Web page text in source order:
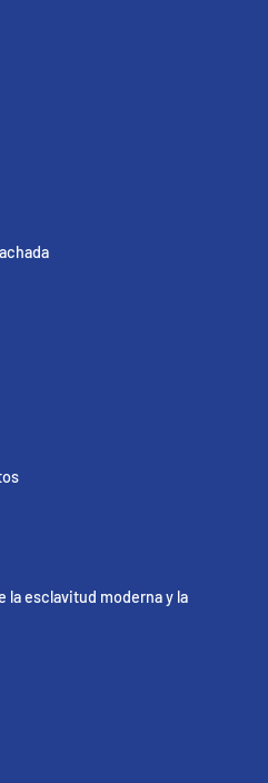
la esclavitud moderna y la